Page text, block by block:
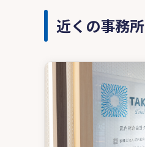
近くの事務所